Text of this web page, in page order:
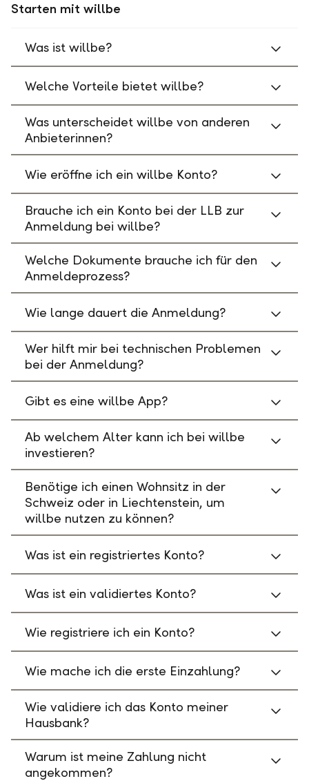
Starten mit willbe
Was ist willbe?
Welche Vorteile bietet willbe?
Was unterscheidet willbe von anderen
Anbieterinnen?
Wie eröffne ich ein willbe Konto?
Brauche ich ein Konto bei der LLB zur
Anmeldung bei willbe?
Welche Dokumente brauche ich für den
Anmeldeprozess?
Wie lange dauert die Anmeldung?
Wer hilft mir bei technischen Problemen
bei der Anmeldung?
Gibt es eine willbe App?
Ab welchem Alter kann ich bei willbe
investieren?
Benötige ich einen Wohnsitz in der
Schweiz oder in Liechtenstein, um
willbe nutzen zu können?
Was ist ein registriertes Konto?
Was ist ein validiertes Konto?
Wie registriere ich ein Konto?
Wie mache ich die erste Einzahlung?
Wie validiere ich das Konto meiner
Hausbank?
Warum ist meine Zahlung nicht
angekommen?